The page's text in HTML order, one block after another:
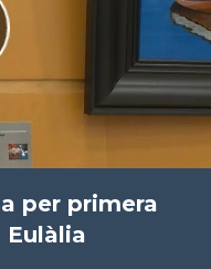
per primera
Eulàlia